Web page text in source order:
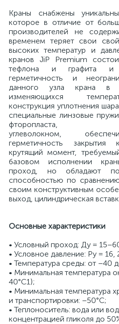
Краны снабжены
которое в отличие от
производителей не
временем теряет свои
высоких температур и
кранов JiP Premium
тефлона и графита и
герметичность и
данного узла крана в
изменяющихся
конструкция уплотнения
специальные линзовые
фторопласта,
углеволокном,
герметичность
крутящий момент,
базовом исполнении
проход, но обладают
способностью по
своим конструктивным
выход, цилиндрическая
Основные характеристики
• Условный проход: Ду =
• Условное давление: Ру = 16,
• Температура среды: от –40
• Минимальная температура
40°С1);
• Минимальная температура
и транспортировки: –50°С;
• Теплоноситель: вода или
концентрацией гликоля до